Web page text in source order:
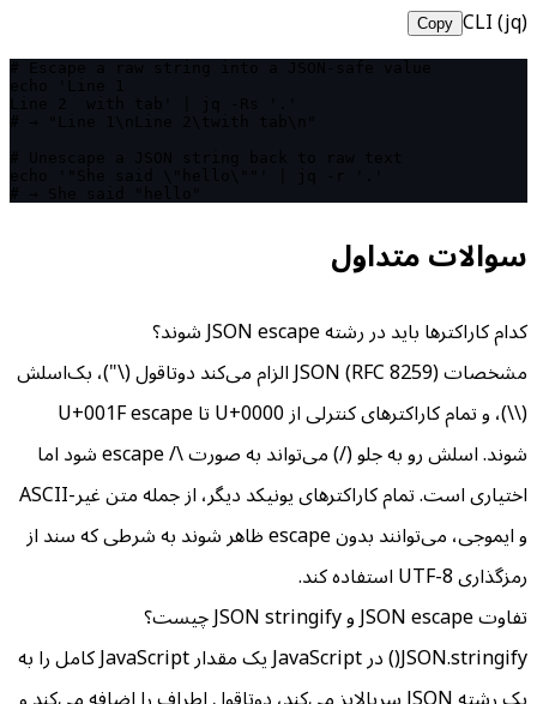
CLI (jq)
Copy
سوالات متداول
کدام کاراکترها باید در رشته JSON escape شوند؟
مشخصات JSON (RFC 8259) الزام می‌کند دوتاقول (\")، بک‌اسلش
(\\)، و تمام کاراکترهای کنترلی از U+0000 تا U+001F escape
شوند. اسلش رو به جلو (/) می‌تواند به صورت \/ escape شود اما
اختیاری است. تمام کاراکترهای یونیکد دیگر، از جمله متن غیر-ASCII
و ایموجی، می‌توانند بدون escape ظاهر شوند به شرطی که سند از
رمزگذاری UTF-8 استفاده کند.
تفاوت JSON escape و JSON stringify چیست؟
JSON.stringify() در JavaScript یک مقدار JavaScript کامل را به